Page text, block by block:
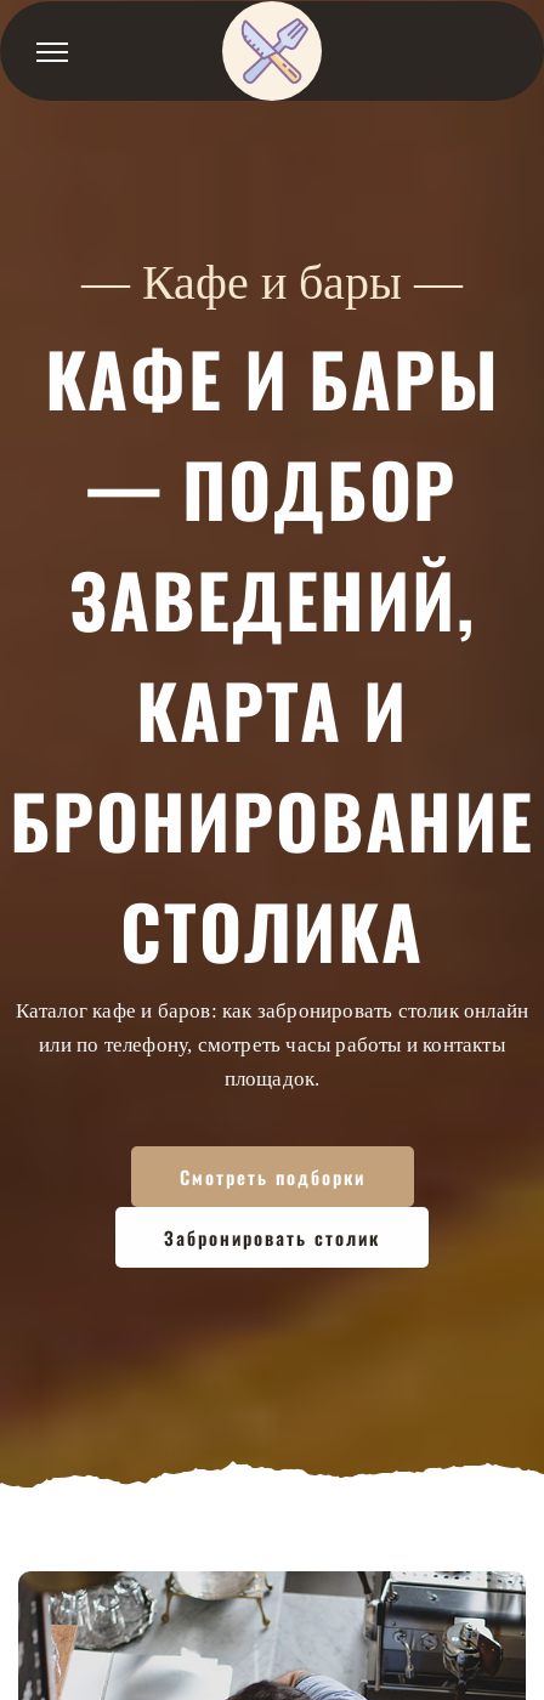
— Кафе и бары —
КАФЕ И БАРЫ
— ПОДБОР
ЗАВЕДЕНИЙ,
КАРТА И
БРОНИРОВАНИЕ
СТОЛИКА
Каталог кафе и баров: как забронировать столик онлайн
или по телефону, смотреть часы работы и контакты
площадок.
Смотреть подборки
Забронировать столик
Подборки заведений
Заказать мероприятие